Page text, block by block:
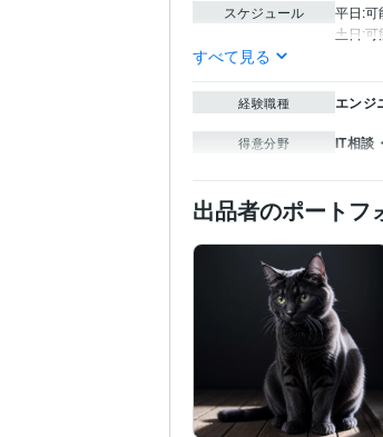
スケジュール
平日:可
土日:可
すべて見る
経験職種 エンジ
得意分野 IT相談
出品者のポートフ